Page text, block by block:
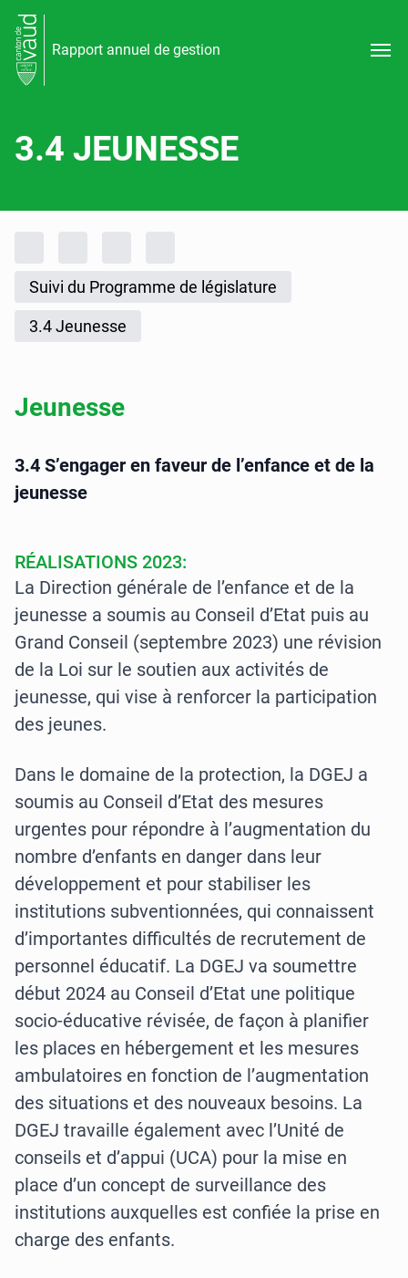
Rapport annuel de gestion
3.4 JEUNESSE
Suivi du Programme de législature
3.4 Jeunesse
Jeunesse
3.4 S’engager en faveur de l’enfance et de la
jeunesse
RÉALISATIONS 2023:
La Direction générale de l’enfance et de la
jeunesse a soumis au Conseil d’Etat puis au
Grand Conseil (septembre 2023) une révision
de la Loi sur le soutien aux activités de
jeunesse, qui vise à renforcer la participation
des jeunes.
Dans le domaine de la protection, la DGEJ a
soumis au Conseil d’Etat des mesures
urgentes pour répondre à l’augmentation du
nombre d’enfants en danger dans leur
développement et pour stabiliser les
institutions subventionnées, qui connaissent
d’importantes difficultés de recrutement de
personnel éducatif. La DGEJ va soumettre
début 2024 au Conseil d’Etat une politique
socio-éducative révisée, de façon à planifier
les places en hébergement et les mesures
ambulatoires en fonction de l’augmentation
des situations et des nouveaux besoins. La
DGEJ travaille également avec l’Unité de
conseils et d’appui (UCA) pour la mise en
place d’un concept de surveillance des
institutions auxquelles est confiée la prise en
charge des enfants.